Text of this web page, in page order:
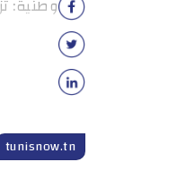
وطنية:
tunisnow.tn